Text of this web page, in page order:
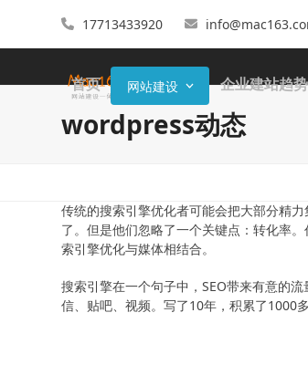
17713433920
首页 网站建设 企业建站趋
wordpress动态
传统的搜索引擎优化者可能会把大部分精
了。但是他们忽略了一个关键点：转化率
索引擎优化与媒体相结合。
搜索引擎在一个句子中，SEO带来有意的
信、贴吧、视频。写了10年，积累了1000